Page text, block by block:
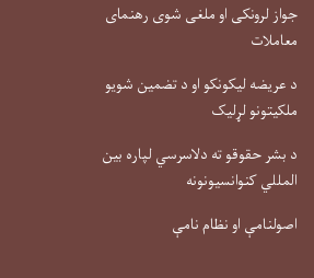
جواز لرونکی او ملغی شوی رهنمای
معاملات
د عریضه لیکونکو او د تضمین شویو
ملکیتونو لړلیک
د بشر حقوقو ته دلاسرسي لپاره بین
المللي کنوانسیونونه
اصولنامې او نظام نامې